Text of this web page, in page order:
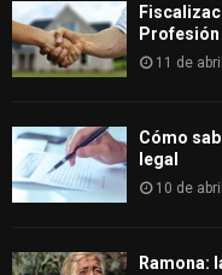
11 de
Cómo
legal
10 de
Ramona: